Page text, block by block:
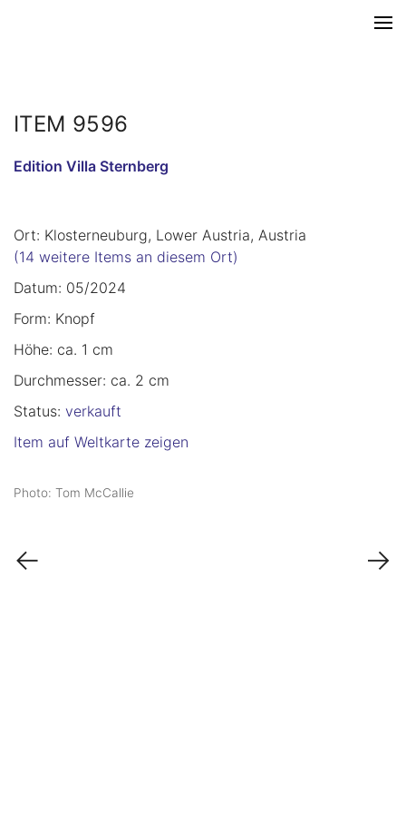
ITEM 9596
Edition Villa Sternberg
Ort: Klosterneuburg, Lower Austria, Austria
(14 weitere Items an diesem Ort)
Datum: 05/2024
Form: Knopf
Höhe: ca. 1 cm
Durchmesser: ca. 2 cm
Status: verkauft
Item auf Weltkarte zeigen
Photo: Tom McCallie
← →